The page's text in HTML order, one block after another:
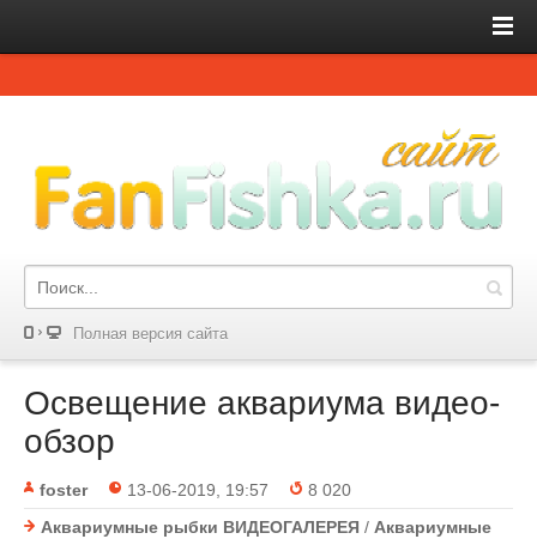
Полная версия сайта
Освещение аквариума видео-
обзор
foster 13-06-2019, 19:57
8 020
Аквариумные рыбки ВИДЕОГАЛЕРЕЯ / Аквариумные